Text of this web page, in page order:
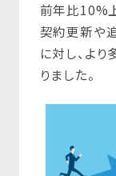
前年比10%
契約更新や
に対し、よ
りました。